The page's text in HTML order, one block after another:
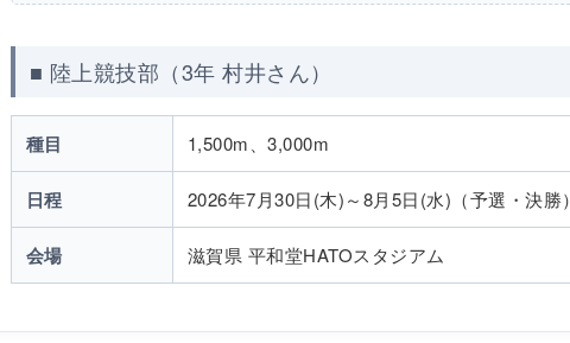
■ 陸上競技部（3年 村井さん）
種目 1,500m、3,000m
日程 2026年7月30日(木)～8月5日(水)（予選・決勝）
会場 滋賀県 平和堂HATOスタジアム